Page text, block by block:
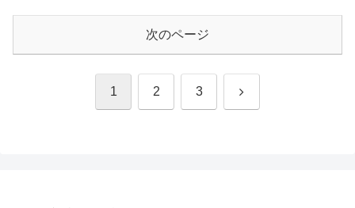
次のページ
1 2 3 次